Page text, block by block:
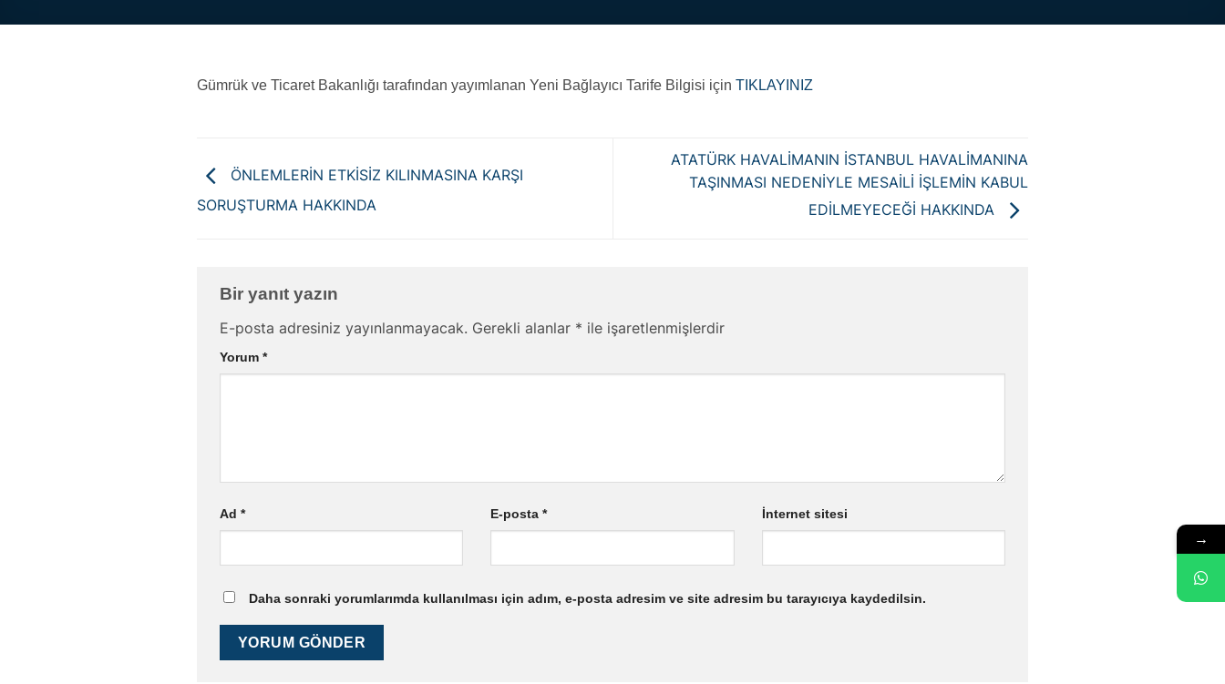
Gümrük ve Ticaret Bakanlığı tarafından yayımlanan Yeni Bağlayıcı Tarife Bilgisi içinTIKLAYINIZ
ÖNLEMLERİN ETKİSİZ KILINMASINA KARŞI
SORUŞTURMA HAKKINDA
ATATÜRK HAVALİMANIN İSTANBUL HAVALİMANINA
TAŞINMASI NEDENİYLE MESAİLİ İŞLEMİN KABUL
EDİLMEYECEĞİ HAKKINDA
Bir yanıt yazın
E-posta adresiniz yayınlanmayacak. Gerekli alanlar * ile işaretlenmişlerdir
Yorum*
Ad* E-posta* İnternet sitesi
Daha sonraki yorumlarımda kullanılması için adım, e-posta adresim ve site adresim bu tarayıcıya kaydedilsin.
→